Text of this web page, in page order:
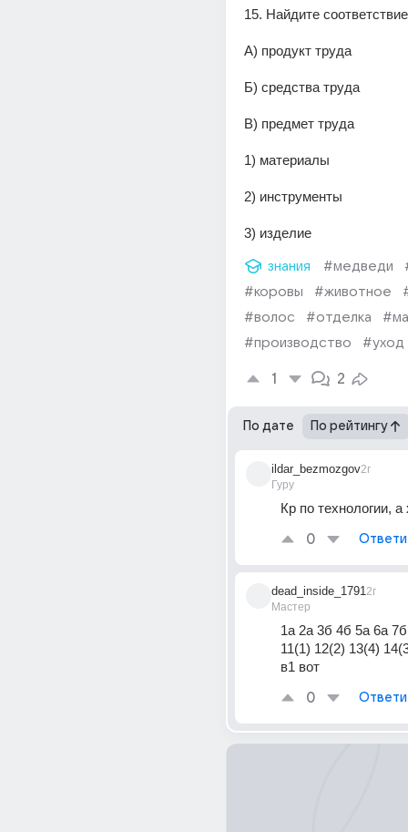
15. Найдите
А) продукт труда
Б) средства труда
В) предмет труда
1) материалы
2) инструменты
3) изделие
знания #медведи
#коровы
#животное
#волос
#отделка
#производство
#уход
1 2
По дате По рейтингу
ildar_bezmozgov
Гуру
2г
Кр по технологии, а
0
dead_inside_1791
Мастер
2г
1а 2а 3б 4б 5а 6а
11(1) 12(2) 13(4)
в1 вот
0